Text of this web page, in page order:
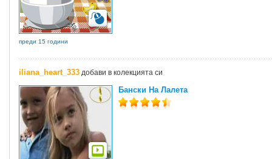
преди 15 години
iliana_heart_333 добави в колекцията си
Бански На Лалета